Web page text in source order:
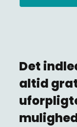
Det
altid